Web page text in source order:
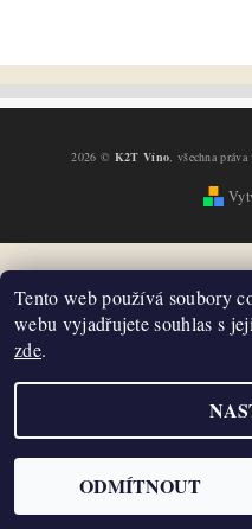
2026 © K2T Víno, všechna práva
Tento web používá soubory
webu vyjadřujete souhlas s
zde.
ODMÍTNOUT